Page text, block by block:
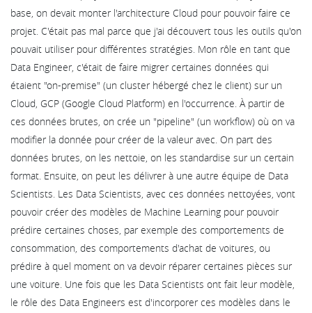
base, on devait monter l'architecture Cloud pour pouvoir faire ce
projet. C'était pas mal parce que j'ai découvert tous les outils qu'on
pouvait utiliser pour différentes stratégies. Mon rôle en tant que
Data Engineer, c'était de faire migrer certaines données qui
étaient "on-premise" (un cluster hébergé chez le client) sur un
Cloud, GCP (Google Cloud Platform) en l'occurrence. À partir de
ces données brutes, on crée un "pipeline" (un workflow) où on va
modifier la donnée pour créer de la valeur avec. On part des
données brutes, on les nettoie, on les standardise sur un certain
format. Ensuite, on peut les délivrer à une autre équipe de Data
Scientists. Les Data Scientists, avec ces données nettoyées, vont
pouvoir créer des modèles de Machine Learning pour pouvoir
prédire certaines choses, par exemple des comportements de
consommation, des comportements d'achat de voitures, ou
prédire à quel moment on va devoir réparer certaines pièces sur
une voiture. Une fois que les Data Scientists ont fait leur modèle,
le rôle des Data Engineers est d'incorporer ces modèles dans le